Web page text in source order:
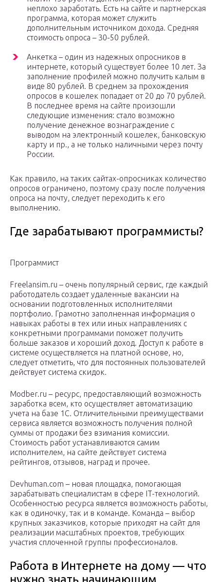
неплохо заработать. Есть на сайте и партнерская
программа, которая может служить
дополнительным источником дохода. Средняя
стоимость опроса – 30-50 рублей.
Анкетка – один из надежных опросников в
интернете, который существует более 10 лет. За
заполнение профилей можно получить калым в
виде 80 рублей. В среднем за прохождения
опросов в кошелек попадает от 20 до 70 рублей.
В последнее время на сайте произошли
следующие изменения: стало возможно
получение денежное вознаграждение с
выводом на электронный кошелек, банковскую
карту и пр., а не только наличными через почту
России.
Как правило, на таких сайтах-опросниках количество
опросов ограничено, поэтому сразу после получения
опроса на почту, следует переходить к его
выполнению.
Где зарабатывают программисты?
Программист
Freelansim.ru – очень популярный сервис, где каждый
работодатель создает удаленные вакансии на
основании подготовленных исполнителями
портфолио. Грамотно заполненная информация о
навыках работы в тех или иных направлениях с
конкретными программами поможет получить
больше заказов и хороший доход. Доступ к работе в
системе осуществляется на платной основе, но,
следует отметить, что для постоянных пользователей
действует система скидок.
Modber.ru – ресурс, предоставляющий возможность
заработка всем, кто осуществляет автоматизацию
учета на базе 1С. Отличительными преимуществами
сервиса является возможность получения полной
суммы от продажи без взимания комиссии.
Стоимость работ устанавливаются самим
исполнителем, на сайте действует система
рейтингов, отзывов, наград и прочее.
Devhuman.com – новая площадка, помогающая
зарабатывать специалистам в сфере IT-технологий.
Особенностью ресурса является возможность работы,
как в одиночку, так и в команде. Команда – выбор
крупных заказчиков, которые приходят на сайт для
реализации масштабных проектов, требующих
участия сплоченной группы профессионалов.
Работа в Интернете на дому — что